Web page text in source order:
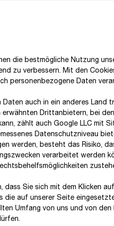
als Inputs für die
Dabei wird
sowohl an der
E2 –
hinaus keine
Analysen
Wesentlichkeitsanalyse
Chancen (IROs:
vorgegebenen ESRS-
wird von der
die best­mögliche Nutzung
zu verbessern. Mit den
personenbezogene Daten
auch in ein anderes Land
Drittanbietern, bei
zählt auch Google LLC mit
Datenschutzniveau
werden, besteht das Risiko,
verarbeitet werden
dass Sie sich mit dem Klicken
die auf unserer Seite
Umfang von uns und von